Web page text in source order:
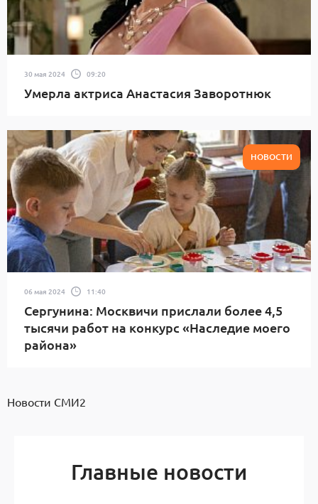
30 мая 2024 09:20
Умерла актриса Анастасия Заворотнюк
НОВОСТИ
06 мая 2024 11:40
Сергунина: Москвичи прислали более 4,5
тысячи работ на конкурс «Наследие моего
района»
Новости СМИ2
Главные новости